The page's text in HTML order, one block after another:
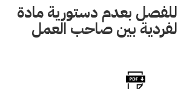
بعدم دستورية مادة
بين صاحب العمل